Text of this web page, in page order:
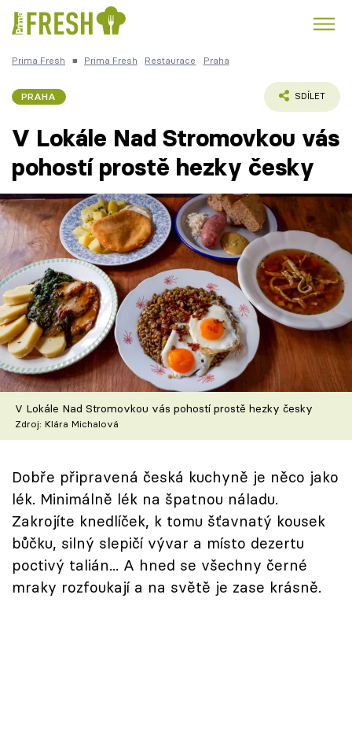
Česká kuchyně
Témata
Recepty
Články
TV Program
Škola vaření
Recepty z TV
Speciál: Cuketa
Těhotnej kuchař
Sledujte prima+
Přihlášení
Prima Fresh ■ Prima Fresh Restaurace Praha
PRAHA SDÍLET
V Lokále Nad Stromovkou vás
pohostí prostě hezky česky
V Lokále Nad Stromovkou vás pohostí prostě hezky česky
Zdroj: Klára Michalová
Dobře připravená česká kuchyně je něco jako
lék. Minimálně lék na špatnou náladu.
Zakrojíte knedlíček, k tomu šťavnatý kousek
bůčku, silný slepičí vývar a místo dezertu
poctivý talián... A hned se všechny černé
mraky rozfoukají a na světě je zase krásně.